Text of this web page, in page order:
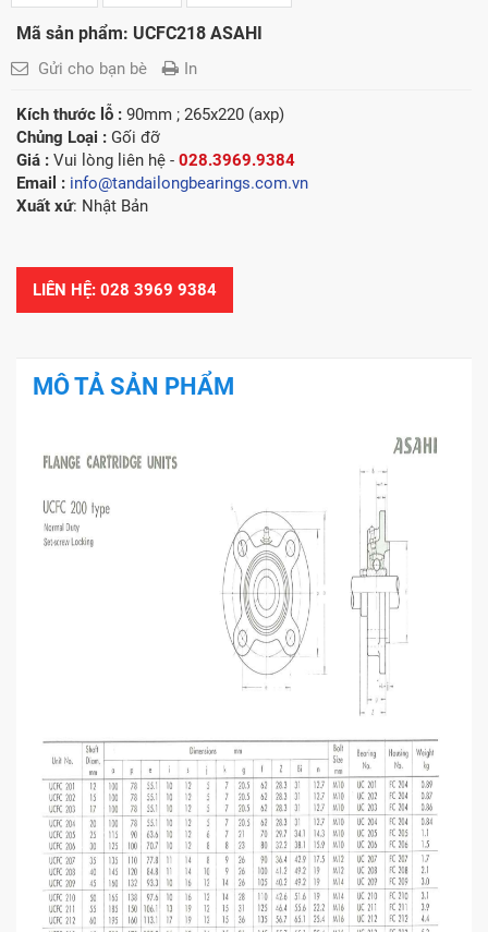
Mã sản phẩm: UCFC218 ASAHI
Gửi cho bạn bè In
Kích thước lỗ : 90mm ; 265x220 (axp)
Chủng Loại : Gối đỡ
Giá : Vui lòng l iên hệ - 028.3969.9384
Email : info@tandailongbearings.com.vn
Xuất xứ: Nhật Bản
LIÊN HỆ: 028 3969 9384
MÔ TẢ SẢN PHẨM